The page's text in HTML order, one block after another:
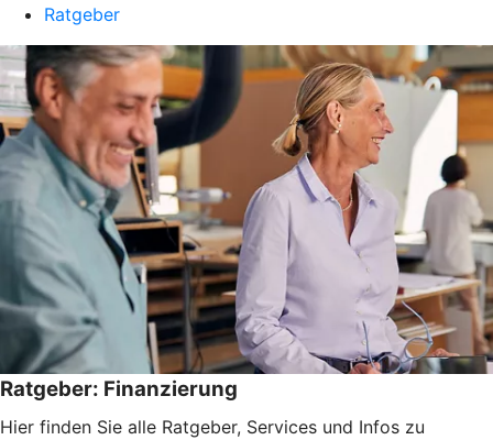
Ratgeber
Ratgeber: Finanzierung
Hier finden Sie alle Ratgeber, Services und Infos zu